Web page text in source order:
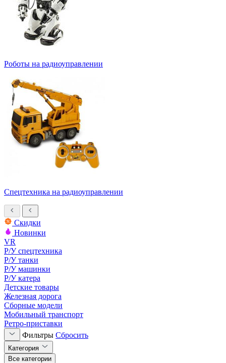
Роботы на радиоуправлении
Спецтехника на радиоуправлении
Скидки
Новинки
VR
Р/У спецтехника
Р/У танки
Р/У машинки
Р/У катера
Детские товары
Железная дорога
Сборные модели
Мобильный транспорт
Ретро-приставки
Фильтры Сбросить
Категория
Все категории